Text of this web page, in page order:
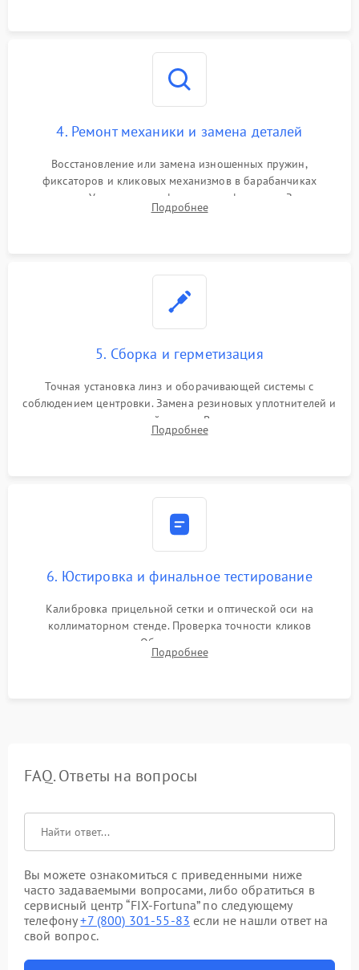
4. Ремонт механики и замена деталей
Восстановление или замена изношенных пружин,
фиксаторов и кликовых механизмов в барабанчиках
поправок. Устранение люфтов в трансфокаторе. Замена
поврежденных линз, разбитой сетки или восстановление
Подробнее
5. Сборка и герметизация
Точная установка линз и оборачивающей системы с
соблюдением центровки. Замена резиновых уплотнителей и
нанесение влагозащитной смазки. Вакуумирование корпуса
и заполнение его осушенным азотом или аргоном для
Подробнее
6. Юстировка и финальное тестирование
Калибровка прицельной сетки и оптической оси на
коллиматорном стенде. Проверка точности кликов
механизма поправок. Обязательное испытание прицела на
ударном стенде для проверки устойчивости к отдаче и
Подробнее
FAQ. Ответы на вопросы
Вы можете ознакомиться с приведенными ниже
часто задаваемыми вопросами, либо обратиться в
сервисный центр “FIX-Fortuna” по следующему
телефону+7 (800) 301-55-83 если не нашли ответ на
свой вопрос.